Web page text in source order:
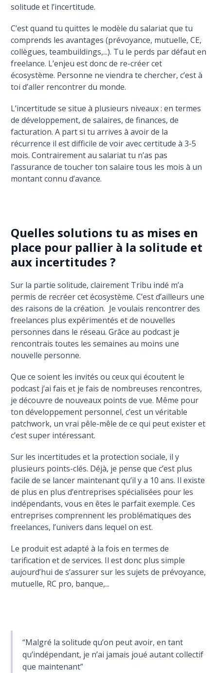
solitude et l’incertitude.
C’est quand tu quittes le modèle du salariat que tu
comprends les avantages (prévoyance, mutuelle, CE,
collègues, teambuildings,...). Tu le perds par défaut en
freelance. L’enjeu est donc de re-créer cet
écosystème. Personne ne viendra te chercher, c’est à
toi d’aller rencontrer du monde.
L’incertitude se situe à plusieurs niveaux : en termes
de développement, de salaires, de finances, de
facturation. A part si tu arrives à avoir de la
récurrence il est difficile de voir avec certitude à 3-5
mois. Contrairement au salariat tu n’as pas
l’assurance de toucher ton salaire tous les mois à un
montant connu d’avance.
Quelles solutions tu as mises en
place pour pallier à la solitude et
aux incertitudes ?
Sur la partie solitude, clairement Tribu indé m’a
permis de recréer cet écosystème. C’est d’ailleurs une
des raisons de la création. Je voulais rencontrer des
freelances plus expérimentés et de nouvelles
personnes dans le réseau. Grâce au podcast je
rencontrais toutes les semaines au moins une
nouvelle personne.
Que ce soient les invités ou ceux qui écoutent le
podcast j’ai fais et je fais de nombreuses rencontres,
je découvre de nouveaux points de vue. Même pour
ton développement personnel, c’est un véritable
patchwork, un vrai pêle-mêle de ce qui peut exister et
c’est super intéressant.
Sur les incertitudes et la protection sociale, il y
plusieurs points-clés. Déjà, je pense que c’est plus
facile de se lancer maintenant qu’il y a 10 ans. Il existe
de plus en plus d’entreprises spécialisées pour les
indépendants, vous en êtes le parfait exemple. Ces
entreprises comprennent les problématiques des
freelances, l’univers dans lequel on est.
Le produit est adapté à la fois en termes de
tarification et de services. Il est donc plus simple
aujourd’hui de s’assurer sur les sujets de prévoyance,
mutuelle, RC pro, banque,...
“Malgré la solitude qu’on peut avoir, en tant
qu’indépendant, je n’ai jamais joué autant collectif
que maintenant”